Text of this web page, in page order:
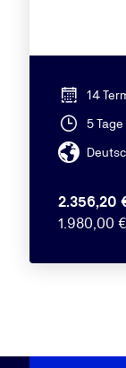
14
5 Tage
2.356,20
1.980,00